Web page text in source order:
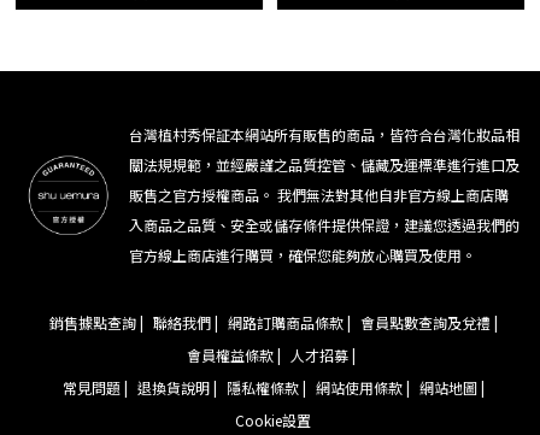
台灣植村秀保証本網站所有販售的商品，皆符合台灣化妝品相
關法規規範，並經嚴謹之品質控管、儲藏及運標準進行進口及
販售之官方授權商品。 我們無法對其他自非官方線上商店購
入商品之品質、安全或儲存條件提供保證，建議您透過我們的
官方線上商店進行購買，確保您能夠放心購買及使用。
銷售據點查詢 | 聯絡我們 | 網路訂購商品條款 | 會員點數查詢及兌禮 |
會員權益條款 |
人才招募 |
常見問題 | 退換貨說明 | 隱私權條款 | 網站使用條款 | 網站地圖 |
Cookie設置